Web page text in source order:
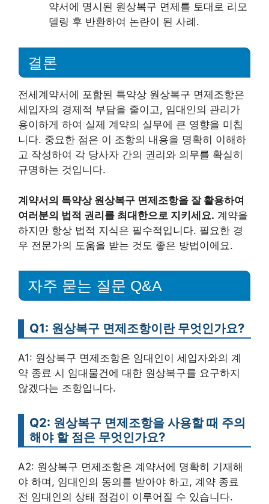
약서에 명시된 원상복구 면제를 토대로 리모
델링 후 반환하여 논란이 된 사례.
결론
전세계약서에 포함된 특약상 원상복구 면제조항은
세입자의 경제적 부담을 줄이고, 임대인의 관리가
용이하게 하여 실제 계약의 실무에 큰 영향을 미칩
니다. 중요한 점은 이 조항의 내용을 명확히 이해하
고 작성하여 각 당사자 간의 권리와 의무를 확실히
규명하는 것입니다.
계약서의 특약상 원상복구 면제조항을 잘 활용하여
여러분의 법적 권리를 최대한으로 지키세요. 계약을
하지만 항상 법적 지식은 필수적입니다. 필요한 경
우 전문가의 도움을 받는 것도 좋은 방법이에요.
자주 묻는 질문 Q&A
Q1: 원상복구 면제조항이란 무엇인가요?
A1: 원상복구 면제조항은 임대인이 세입자와의 계
약 종료 시 임대물건에 대한 원상복구를 요구하지
않겠다는 조항입니다.
Q2: 원상복구 면제조항을 사용할 때 주의
해야 할 점은 무엇인가요?
A2: 원상복구 면제조항은 계약서에 명확히 기재해
야 하며, 임대인의 동의를 받아야 하고, 계약 종료
전 임대인의 상태 점검이 이루어질 수 있습니다.